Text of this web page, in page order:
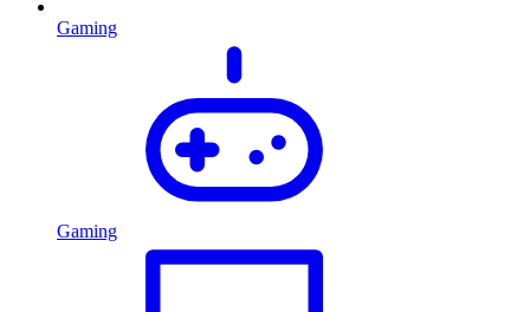
Gaming
Gaming